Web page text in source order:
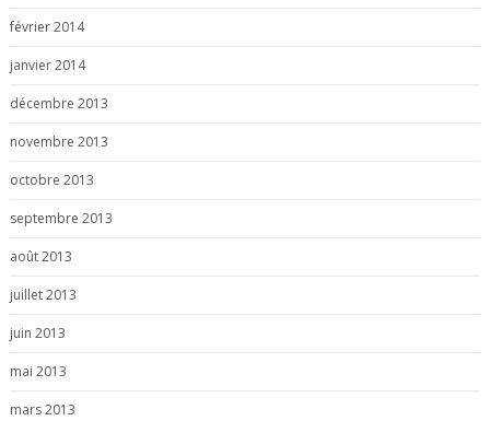
février 2014
janvier 2014
décembre 2013
novembre 2013
octobre 2013
septembre 2013
août 2013
juillet 2013
juin 2013
mai 2013
mars 2013